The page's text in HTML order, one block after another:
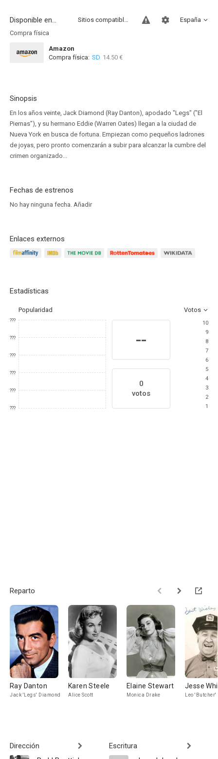
Disponible en... España
Sitios compatibles
Compra física
Amazon
Compra física: SD 14.50 €
Sinopsis
En los años veinte, Jack Diamond (Ray Danton), apodado "Legs" ("El
Piernas"), y su hermano Eddie (Warren Oates) llegan a la ciudad de
Nueva York en busca de fortuna. Empiezan como pequeños ladrones
de joyas, pero pronto comenzarán a subir para alcanzar la cumbre del
crimen organizado...
Fechas de estrenos
No hay ninguna fecha. Añadir
Enlaces externos
Estadísticas
Popularidad Votos
???
???
???
???
???
???
--
0
votos
10
9
8
7
6
5
4
3
2
1
Reparto
Ray Danton
Jack 'Legs' Diamond
Karen Steele
Alice Scott
Elaine Stewart
Monica Drake
Jesse
Leo
Dirección
Escritura